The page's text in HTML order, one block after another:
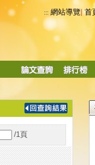
::: 網站導覽|首
導
/1 頁